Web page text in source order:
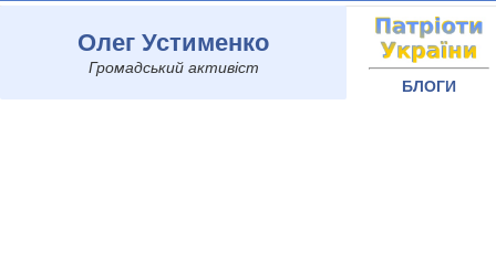
Олег Устименко
Громадський активіст
БЛОГИ